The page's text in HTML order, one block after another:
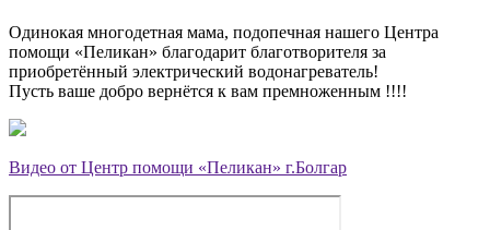
Одинокая многодетная мама, подопечная нашего Центра
помощи «Пеликан» благодарит благотворителя за
приобретённый электрический водонагреватель!
Пусть ваше добро вернётся к вам премноженным !!!!
Видео от Центр помощи «Пеликан» г.Болгар